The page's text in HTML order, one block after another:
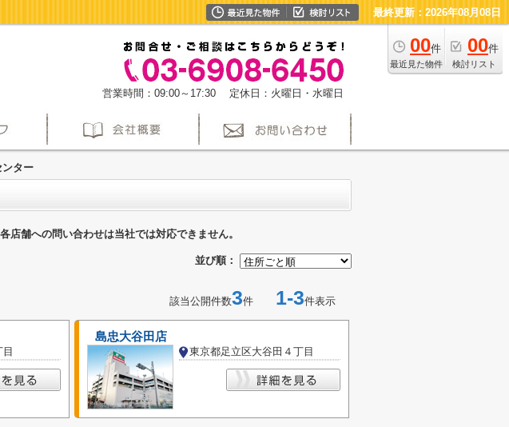
最終更新：2026年08月08日
00件
最近見た物件
00件
検討リスト
営業時間：09:00～17:30 定休日：火曜日・水曜日
ンター
舗への問い合わせは当社では対応できません。
並び順：
該当公開件数3件 1-3件表示
島忠大谷田店
東京都足立区大谷田４丁目